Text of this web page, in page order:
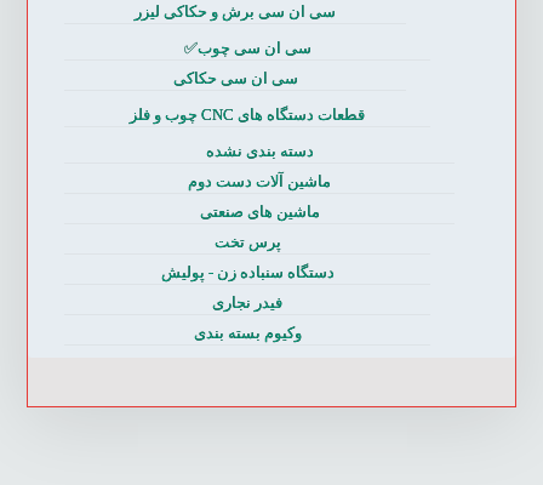
سی ان سی برش و حکاکی لیزر
سی ان سی چوب✅
سی ان سی حکاکی
قطعات دستگاه های CNC چوب و فلز
دسته بندی نشده
ماشین آلات دست دوم
ماشین های صنعتی
پرس تخت
دستگاه سنباده زن - پولیش
فیدر نجاری
وکیوم بسته بندی